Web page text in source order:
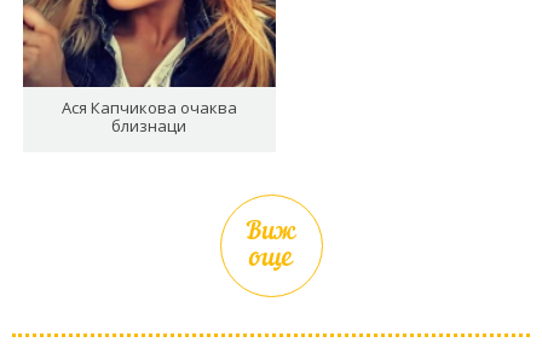
Ася Капчикова очаква
близнаци
Виж
още